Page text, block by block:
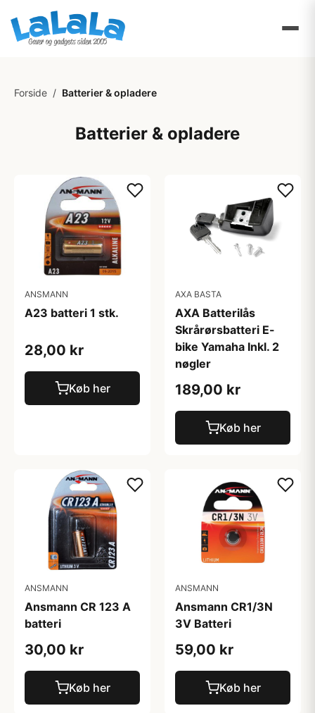
Forside / Batterier & opladere
Batterier & opladere
ANSMANN
A23 batteri 1 stk.
28,00 kr
Køb her
AXA BASTA
AXA Batterilås
Skrårørsbatteri E-
bike Yamaha Inkl. 2
nøgler
189,00 kr
Køb her
ANSMANN
Ansmann CR 123 A
batteri
30,00 kr
Køb her
ANSMANN
Ansmann CR1/3N
3V Batteri
59,00 kr
Køb her